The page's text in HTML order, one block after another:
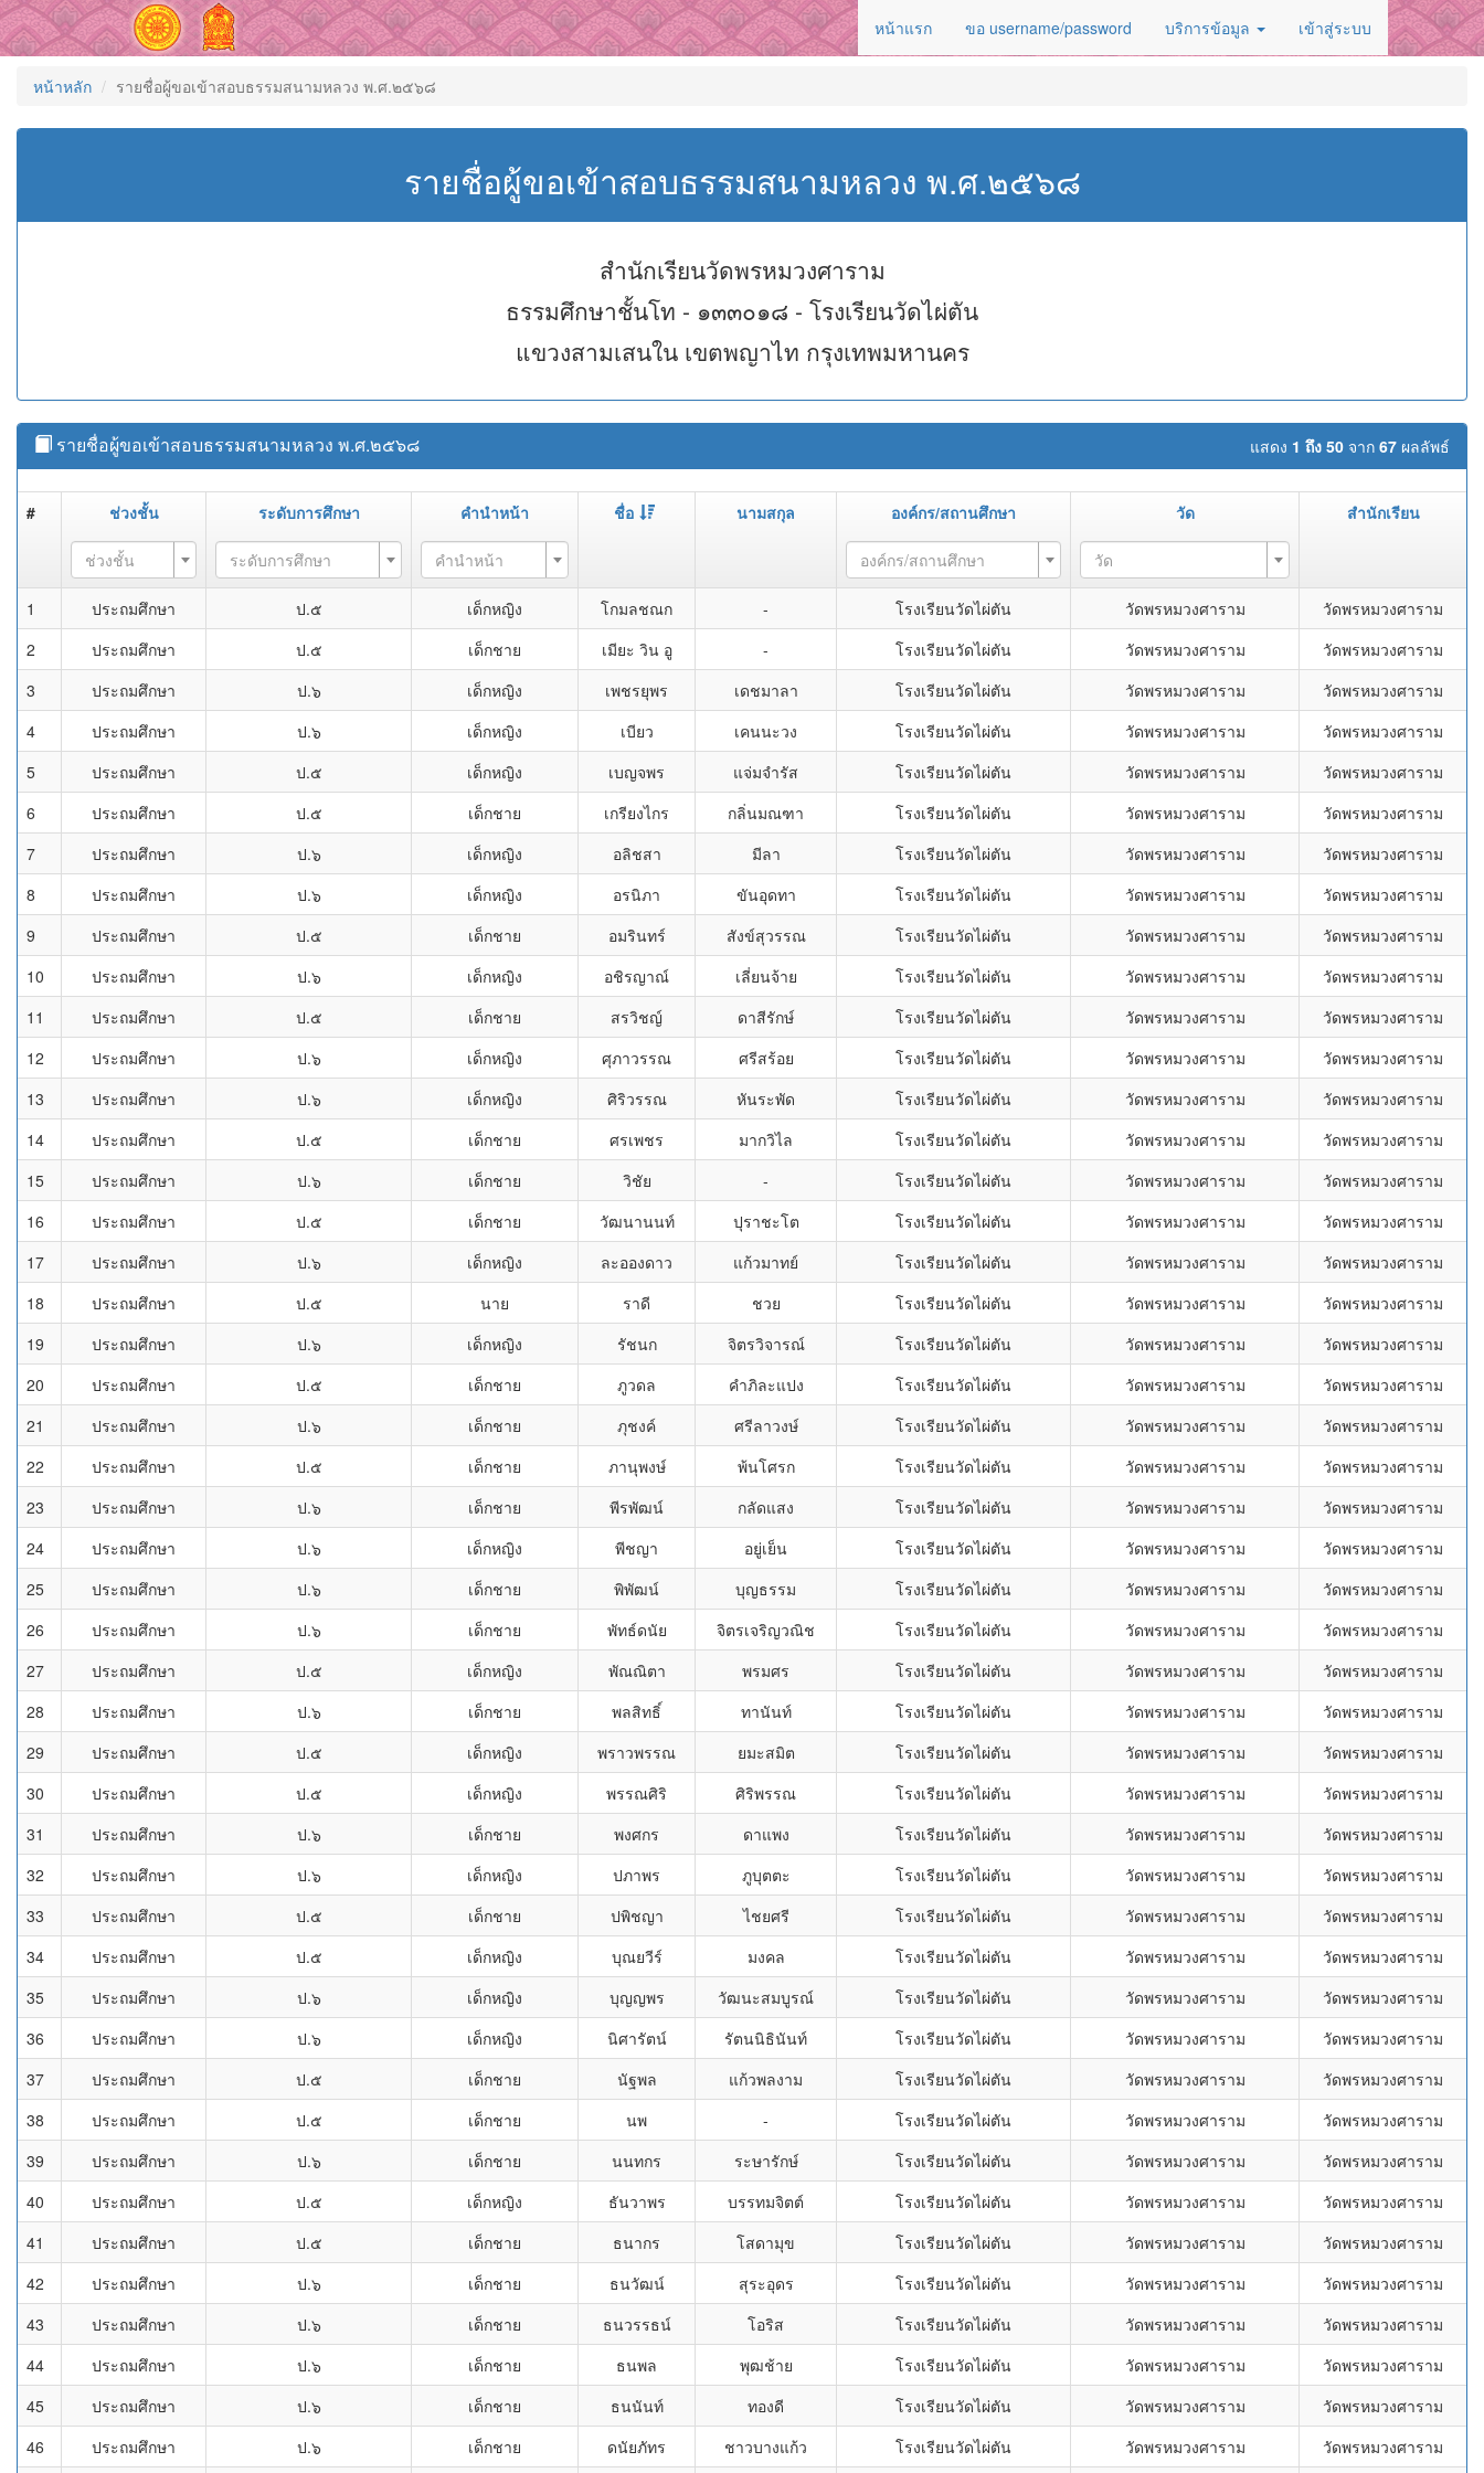
หน้าแรก ขอ username/password บริการข้อมูล เข้าสู่ระบบ
หน้าหลัก รายชื่อผู้ขอเข้าสอบธรรมสนามหลวง พ.ศ.๒๕๖๘
รายชื่อผู้ขอเข้าสอบธรรมสนามหลวง พ.ศ.๒๕๖๘
สำนักเรียนวัดพรหมวงศาราม
ธรรมศึกษาชั้นโท - ๑๓๓๐๑๘ - โรงเรียนวัดไผ่ตัน
แขวงสามเสนใน เขตพญาไท กรุงเทพมหานคร
แสดง 1 ถึง 50 จาก 67 ผลลัพธ์
รายชื่อผู้ขอเข้าสอบธรรมสนามหลวง พ.ศ.๒๕๖๘
# ช่วงชั้น ระดับการศึกษา คำนำหน้า ชื่อ นามสกุล องค์กร/สถานศึกษา วัด สำนักเรียน
ช่วงชั้น ระดับการศึกษา คำนำหน้า องค์กร/สถานศึกษา วัด
1 ประถมศึกษา ป.๕ เด็กหญิง โกมลชณก - โรงเรียนวัดไผ่ตัน วัดพรหมวงศาราม
วัดพรหมวงศาราม
2
ประถมศึกษา ป.๕ เด็กชาย เมียะ วิน อู - โรงเรียนวัดไผ่ตัน วัดพรหมวงศาราม
วัดพรหมวงศาราม
3
ประถมศึกษา ป.๖ เด็กหญิง เพชรยุพร เดชมาลา โรงเรียนวัดไผ่ตัน วัดพรหมวงศาราม
วัดพรหมวงศาราม
4
ประถมศึกษา ป.๖ เด็กหญิง เบียว เคนนะวง โรงเรียนวัดไผ่ตัน วัดพรหมวงศาราม
วัดพรหมวงศาราม
5
ประถมศึกษา ป.๕ เด็กหญิง เบญจพร แจ่มจำรัส โรงเรียนวัดไผ่ตัน วัดพรหมวงศาราม
วัดพรหมวงศาราม
6
ประถมศึกษา ป.๕ เด็กชาย เกรียงไกร กลิ่นมณฑา โรงเรียนวัดไผ่ตัน วัดพรหมวงศาราม
วัดพรหมวงศาราม
7
ประถมศึกษา ป.๖ เด็กหญิง อลิชสา มีลา โรงเรียนวัดไผ่ตัน วัดพรหมวงศาราม
วัดพรหมวงศาราม
8
ประถมศึกษา ป.๖ เด็กหญิง อรนิภา ขันอุดทา โรงเรียนวัดไผ่ตัน วัดพรหมวงศาราม
วัดพรหมวงศาราม
9
ประถมศึกษา ป.๕ เด็กชาย อมรินทร์ สังข์สุวรรณ โรงเรียนวัดไผ่ตัน วัดพรหมวงศาราม
วัดพรหมวงศาราม
10
ประถมศึกษา ป.๖ เด็กหญิง อชิรญาณ์ เลี่ยนจ้าย โรงเรียนวัดไผ่ตัน วัดพรหมวงศาราม
วัดพรหมวงศาราม
11
ประถมศึกษา ป.๕ เด็กชาย สรวิชญ์ ดาสีรักษ์ โรงเรียนวัดไผ่ตัน วัดพรหมวงศาราม
วัดพรหมวงศาราม
12
ประถมศึกษา ป.๖ เด็กหญิง ศุภาวรรณ ศรีสร้อย โรงเรียนวัดไผ่ตัน วัดพรหมวงศาราม
วัดพรหมวงศาราม
13
ประถมศึกษา ป.๖ เด็กหญิง ศิริวรรณ หันระพัด โรงเรียนวัดไผ่ตัน วัดพรหมวงศาราม
วัดพรหมวงศาราม
14
ประถมศึกษา ป.๕ เด็กชาย ศรเพชร มากวิไล โรงเรียนวัดไผ่ตัน วัดพรหมวงศาราม
วัดพรหมวงศาราม
15
ประถมศึกษา ป.๖ เด็กชาย วิชัย - โรงเรียนวัดไผ่ตัน วัดพรหมวงศาราม
วัดพรหมวงศาราม
16
ประถมศึกษา ป.๕ เด็กชาย วัฒนานนท์ ปุราชะโต โรงเรียนวัดไผ่ตัน วัดพรหมวงศาราม
วัดพรหมวงศาราม
17
ประถมศึกษา ป.๖ เด็กหญิง ละอองดาว แก้วมาทย์ โรงเรียนวัดไผ่ตัน วัดพรหมวงศาราม
วัดพรหมวงศาราม
18
ประถมศึกษา ป.๕ นาย ราดี ชวย โรงเรียนวัดไผ่ตัน วัดพรหมวงศาราม
วัดพรหมวงศาราม
19
ประถมศึกษา ป.๖ เด็กหญิง รัชนก จิตรวิจารณ์ โรงเรียนวัดไผ่ตัน วัดพรหมวงศาราม
วัดพรหมวงศาราม
20
ประถมศึกษา ป.๕ เด็กชาย ภูวดล คำภิละแปง โรงเรียนวัดไผ่ตัน วัดพรหมวงศาราม
วัดพรหมวงศาราม
21
ประถมศึกษา ป.๖ เด็กชาย ภุชงค์ ศรีลาวงษ์ โรงเรียนวัดไผ่ตัน วัดพรหมวงศาราม
วัดพรหมวงศาราม
22
ประถมศึกษา ป.๕ เด็กชาย ภานุพงษ์ พ้นโศรก โรงเรียนวัดไผ่ตัน วัดพรหมวงศาราม
วัดพรหมวงศาราม
23
ประถมศึกษา ป.๖ เด็กชาย พีรพัฒน์ กลัดแสง โรงเรียนวัดไผ่ตัน วัดพรหมวงศาราม
วัดพรหมวงศาราม
24
ประถมศึกษา ป.๖ เด็กหญิง พีชญา อยู่เย็น โรงเรียนวัดไผ่ตัน วัดพรหมวงศาราม
วัดพรหมวงศาราม
25
ประถมศึกษา ป.๖ เด็กชาย พิพัฒน์ บุญธรรม โรงเรียนวัดไผ่ตัน วัดพรหมวงศาราม
วัดพรหมวงศาราม
26
ประถมศึกษา ป.๖ เด็กชาย พัทธ์ดนัย จิตรเจริญวณิช โรงเรียนวัดไผ่ตัน วัดพรหมวงศาราม
วัดพรหมวงศาราม
27
ประถมศึกษา ป.๕ เด็กหญิง พัณณิตา พรมศร โรงเรียนวัดไผ่ตัน วัดพรหมวงศาราม
วัดพรหมวงศาราม
28
ประถมศึกษา ป.๖ เด็กชาย พลสิทธิ์ ทานันท์ โรงเรียนวัดไผ่ตัน วัดพรหมวงศาราม
วัดพรหมวงศาราม
29
ประถมศึกษา ป.๕ เด็กหญิง พราวพรรณ ยมะสมิต โรงเรียนวัดไผ่ตัน วัดพรหมวงศาราม
วัดพรหมวงศาราม
30
ประถมศึกษา ป.๕ เด็กหญิง พรรณศิริ ศิริพรรณ โรงเรียนวัดไผ่ตัน วัดพรหมวงศาราม
วัดพรหมวงศาราม
31
ประถมศึกษา ป.๖ เด็กชาย พงศกร ดาแพง โรงเรียนวัดไผ่ตัน วัดพรหมวงศาราม
วัดพรหมวงศาราม
32
ประถมศึกษา ป.๖ เด็กหญิง ปภาพร ภูบุตตะ โรงเรียนวัดไผ่ตัน วัดพรหมวงศาราม
วัดพรหมวงศาราม
33
ประถมศึกษา ป.๕ เด็กชาย ปพิชญา ไชยศรี โรงเรียนวัดไผ่ตัน วัดพรหมวงศาราม
วัดพรหมวงศาราม
34
ประถมศึกษา ป.๕ เด็กหญิง บุณยวีร์ มงคล โรงเรียนวัดไผ่ตัน วัดพรหมวงศาราม
วัดพรหมวงศาราม
35
ประถมศึกษา ป.๖ เด็กหญิง บุญญพร วัฒนะสมบูรณ์ โรงเรียนวัดไผ่ตัน วัดพรหมวงศาราม
วัดพรหมวงศาราม
36
ประถมศึกษา ป.๖ เด็กหญิง นิศารัตน์ รัตนนิธินันท์ โรงเรียนวัดไผ่ตัน วัดพรหมวงศาราม
วัดพรหมวงศาราม
37
ประถมศึกษา ป.๕ เด็กชาย นัฐพล แก้วพลงาม โรงเรียนวัดไผ่ตัน วัดพรหมวงศาราม
วัดพรหมวงศาราม
38
ประถมศึกษา ป.๕ เด็กชาย นพ - โรงเรียนวัดไผ่ตัน วัดพรหมวงศาราม
วัดพรหมวงศาราม
39
ประถมศึกษา ป.๖ เด็กชาย นนทกร ระษารักษ์ โรงเรียนวัดไผ่ตัน วัดพรหมวงศาราม
วัดพรหมวงศาราม
40
ประถมศึกษา ป.๕ เด็กหญิง ธันวาพร บรรทมจิตต์ โรงเรียนวัดไผ่ตัน วัดพรหมวงศาราม
วัดพรหมวงศาราม
41
ประถมศึกษา ป.๕ เด็กชาย ธนากร โสดามุข โรงเรียนวัดไผ่ตัน วัดพรหมวงศาราม
วัดพรหมวงศาราม
42
ประถมศึกษา ป.๖ เด็กชาย ธนวัฒน์ สุระอุดร โรงเรียนวัดไผ่ตัน วัดพรหมวงศาราม
วัดพรหมวงศาราม
43
ประถมศึกษา ป.๖ เด็กชาย ธนวรรธน์ โอริส โรงเรียนวัดไผ่ตัน วัดพรหมวงศาราม
วัดพรหมวงศาราม
44
ประถมศึกษา ป.๖ เด็กชาย ธนพล พุฒช้าย โรงเรียนวัดไผ่ตัน วัดพรหมวงศาราม
วัดพรหมวงศาราม
45
ประถมศึกษา ป.๖ เด็กชาย ธนนันท์ ทองดี โรงเรียนวัดไผ่ตัน วัดพรหมวงศาราม
วัดพรหมวงศาราม
46
ประถมศึกษา ป.๖ เด็กชาย ดนัยภัทร ชาวบางแก้ว โรงเรียนวัดไผ่ตัน วัดพรหมวงศาราม วัดพรหมวงศาราม